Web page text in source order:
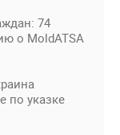
74
о MoldATSA
по указке